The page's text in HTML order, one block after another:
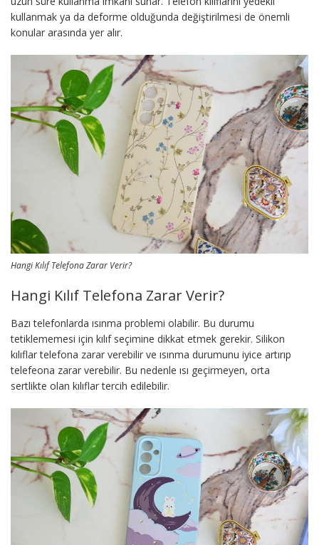
kullanmak ya da deforme olduğunda değiştirilmesi de önemli
konular arasında yer alır.
Hangi Kılıf Telefona Zarar Verir?
Hangi Kılıf Telefona Zarar Verir?
Bazı telefonlarda ısınma problemi olabilir. Bu durumu
tetiklememesi için kılıf seçimine dikkat etmek gerekir. Silikon
kılıflar telefona zarar verebilir ve ısınma durumunu iyice artırıp
telefeona zarar verebilir. Bu nedenle ısı geçirmeyen, orta
sertlikte olan kılıflar tercih edilebilir.